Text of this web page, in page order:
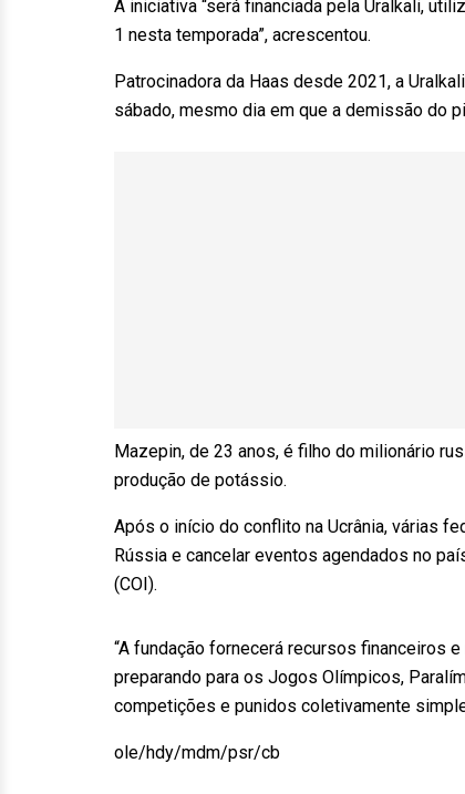
A iniciativa “será financiada pela Uralkali,
1 nesta temporada”, acrescentou.
Patrocinadora da Haas desde 2021, a
sábado, mesmo dia em que a demissão do
Mazepin, de 23 anos, é filho do milionário
produção de potássio.
Após o início do conflito na Ucrânia, várias
Rússia e cancelar eventos agendados no
(COI).
“A fundação fornecerá recursos financeiros
preparando para os Jogos Olímpicos,
competições e punidos coletivamente
ole/hdy/mdm/psr/cb